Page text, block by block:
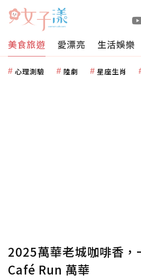
美食旅遊 愛漂亮 生活娛樂
心理測驗 陸劇 星座生肖
2025萬華老城咖啡香，
Café Run 萬華